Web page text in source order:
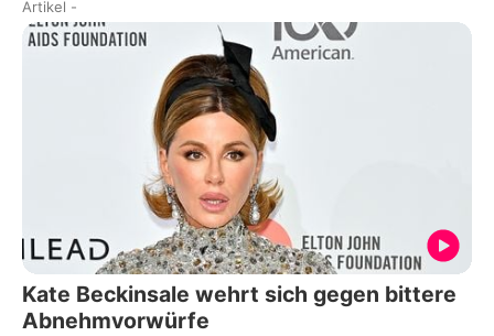
Artikel -
Kate Beckinsale wehrt sich gegen bittere
Abnehmvorwürfe